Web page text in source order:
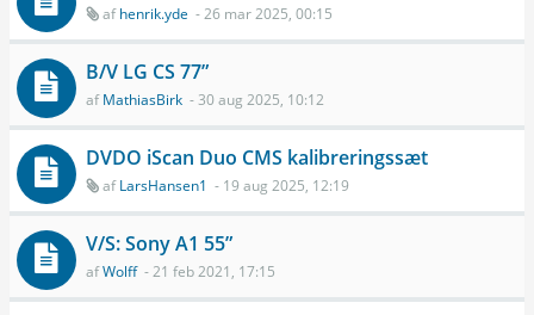
afhenrik.yde - 26 mar 2025, 00:15
B/V LG CS 77”
afMathiasBirk - 30 aug 2025, 10:12
DVDO iScan Duo CMS kalibreringssæt
afLarsHansen1 - 19 aug 2025, 12:19
V/S: Sony A1 55”
afWolff- 21 feb 2021, 17:15